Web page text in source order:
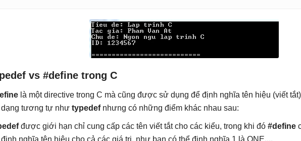
vs #define trong C
là một directive trong C mà cũng được sử dụng để định nghĩa tên hiệu (viết
dạng tương tự như typedefnhưng có những điểm khác nhau sau:
được giới hạn chỉ cung cấp các tên viết tắt cho các kiểu, trong khi đó #define
nghĩa tên hiệu cho cả các giá trị, như bạn có thể định nghĩa 1 là ONE,...